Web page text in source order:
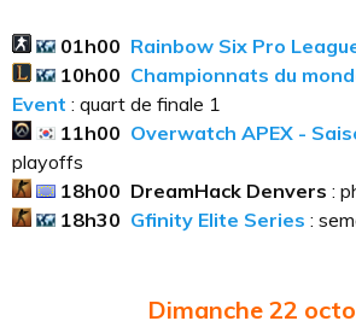
01h00 Rainbow Six Pro
10h00 Championnats du
Event : quart de finale 1
11h00 Overwatch APEX -
playoffs
18h00 DreamHack Denvers :
18h30 Gfinity Elite Series :
Dimanche 22